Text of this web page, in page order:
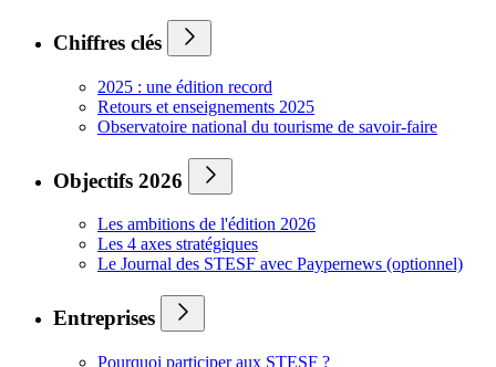
Chiffres clés
2025 : une édition record
Retours et enseignements 2025
Observatoire national du tourisme de savoir-faire
Objectifs 2026
Les ambitions de l'édition 2026
Les 4 axes stratégiques
Le Journal des STESF avec Paypernews (optionnel)
Entreprises
Pourquoi participer aux STESF ?